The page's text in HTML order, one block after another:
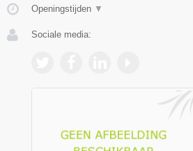
Openingstijden ▼
Sociale media: